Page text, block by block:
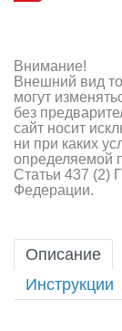
Аппаратура и
Аккумуляторы и
Зарядные
Двигатели
Оптовая
Внимание!
Внешний вид
могут
без
сайт носит
ни при каких
определяемой
Статьи 437 (2)
Федерации.
Описание
Инструкции